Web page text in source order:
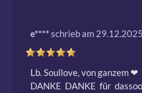
e****schrieb am 29.12.2025
Lb. Soullove, von ganzem ❤
DANKE  DANKE  für